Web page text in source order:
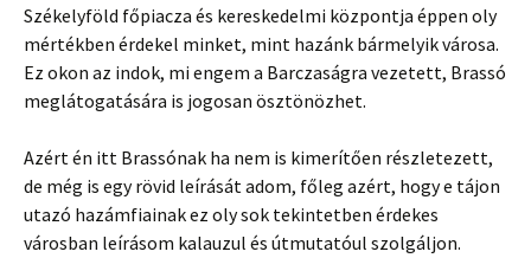
Székelyföld főpiacza és kereskedelmi központja éppen oly
mértékben érdekel minket, mint hazánk bármelyik városa.
Ez okon az indok, mi engem a Barczaságra vezetett, Brassó
meglátogatására is jogosan ösztönözhet.
Azért én itt Brassónak ha nem is kimerítően részletezett,
de még is egy rövid leírását adom, főleg azért, hogy e tájon
utazó hazámfiainak ez oly sok tekintetben érdekes
városban leírásom kalauzul és útmutatóul szolgáljon.